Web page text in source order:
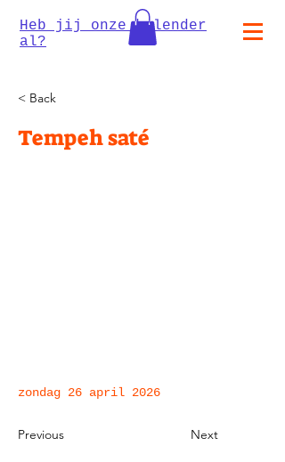
Heb jij onze kalender
al?
< Back
Tempeh saté
zondag 26 april 2026
Previous Next